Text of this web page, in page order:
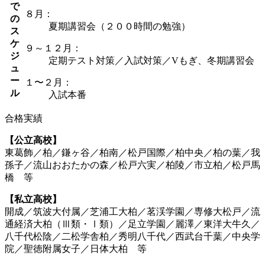
で
の
ス
ケ
ジ
ュ
ー
ル
８月：
夏期講習会（２００時間の勉強）
９～１２月：
定期テスト対策／入試対策／Vもぎ、冬期講習会
１〜２月：
入試本番
合格実績
【公立高校】
東葛飾／柏／鎌ヶ谷／柏南／松戸国際／柏中央／柏の葉／我
孫子／流山おおたかの森／松戸六実／柏陵／市立柏／松戸馬
橋 等
【私立高校】
開成／筑波大付属／芝浦工大柏／茗渓学園／専修大松戸／流
通経済大柏（Ⅲ類・Ⅰ類）／足立学園／麗澤／東洋大牛久／
八千代松陰／二松学舎柏／秀明八千代／西武台千葉／中央学
院／聖徳附属女子／日体大柏 等